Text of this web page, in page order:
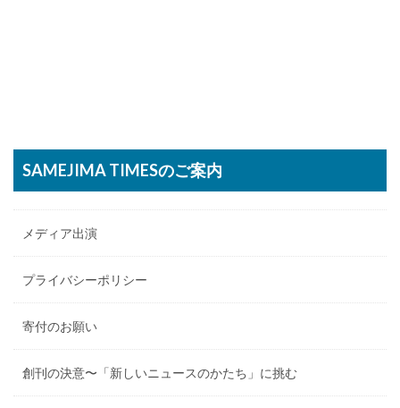
SAMEJIMA TIMESのご案内
メディア出演
プライバシーポリシー
寄付のお願い
創刊の決意〜「新しいニュースのかたち」に挑む